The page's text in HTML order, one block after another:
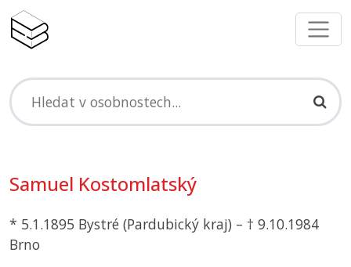
Samuel Kostomlatský
* 5.1.1895 Bystré (Pardubický kraj) – † 9.10.1984
Brno